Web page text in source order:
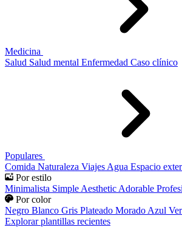
Medicina
Salud Salud mental Enfermedad Caso clínico
Populares
Comida Naturaleza Viajes Agua Espacio
Por estilo
Minimalista Simple Aesthetic Adorable
Por color
Negro Blanco Gris Plateado Morado Azul
Explorar plantillas recientes